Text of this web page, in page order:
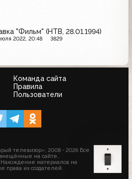
"Фильм" (НТВ, 28.01.1994)
2022, 20:48 3829
Команда сайта
Правила
Пользователи
телевизор»; 2008 - 2026 Все
на сайте,
материалов на
права их создателей.